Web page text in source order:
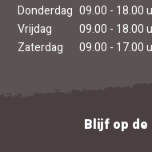
Donderdag 09.00 - 18.00
Vrijdag
09.00 - 18.00
Zaterdag
09.00 - 17.00
Blijf op de